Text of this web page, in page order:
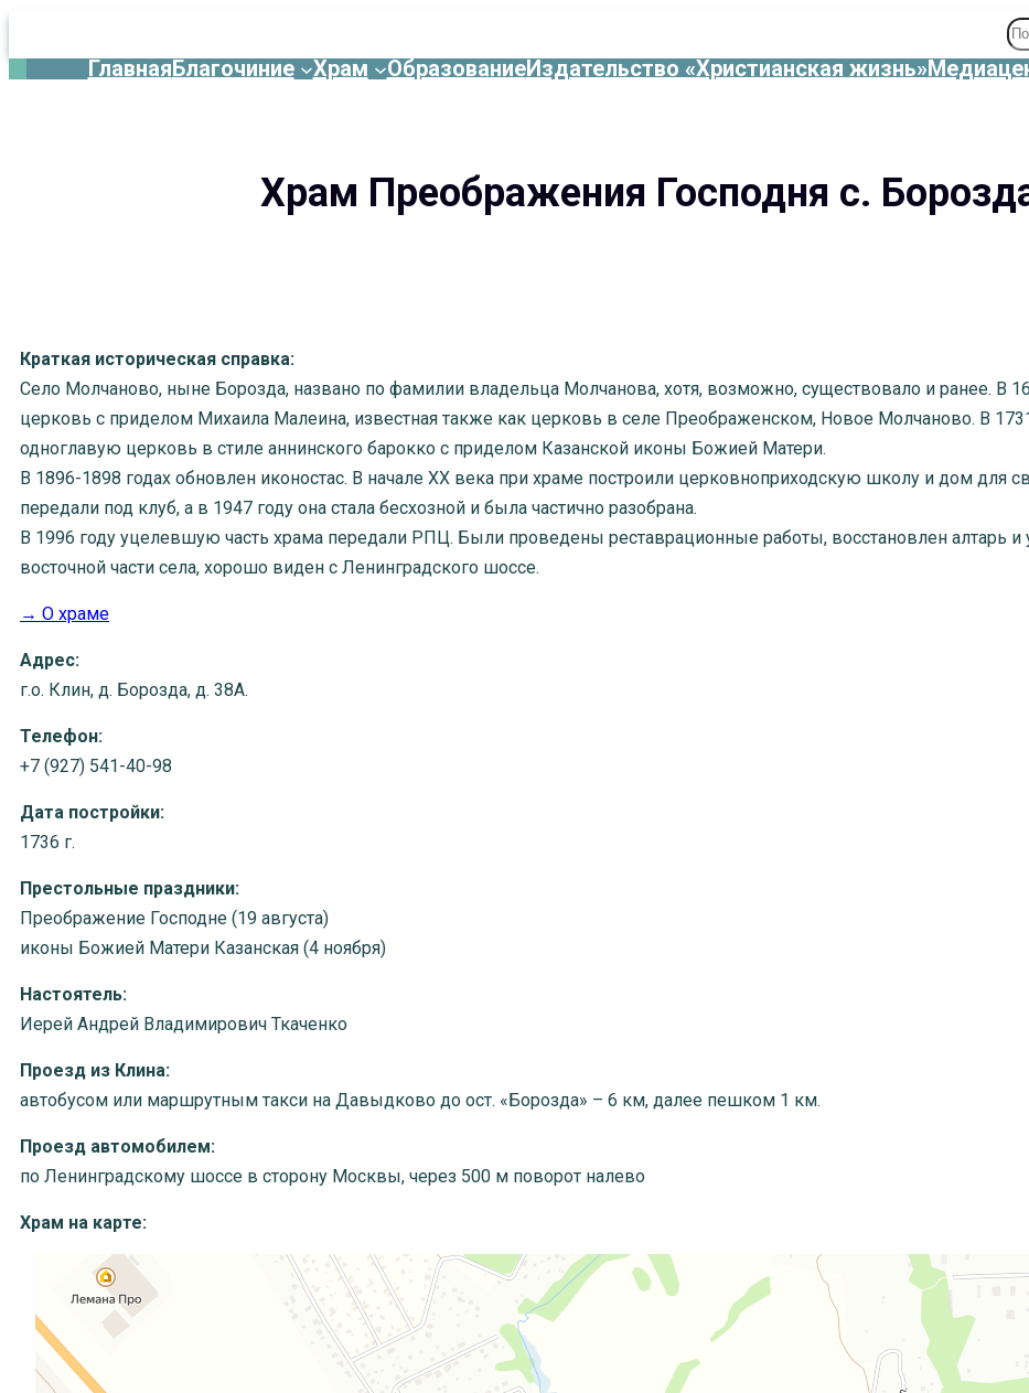
ГлавнаяБлагочиние Храм ОбразованиеИздательство «Христианская жизнь»
Храм Преображения Господня с.
Краткая историческая справка:
Село Молчаново, ныне Борозда, названо по фамилии владельца Молчанова, хотя, возможно, существовало и ранее. В
церковь с приделом Михаила Малеина, известная также как церковь в селе Преображенском, Новое Молчаново. В
одноглавую церковь в стиле аннинского барокко с приделом Казанской иконы Божией Матери.
В 1896-1898 годах обновлен иконостас. В начале XX века при храме построили церковноприходскую школу и дом для
передали под клуб, а в 1947 году она стала бесхозной и была частично разобрана.
В 1996 году уцелевшую часть храма передали РПЦ. Были проведены реставрационные работы, восстановлен алтарь и
восточной части села, хорошо виден с Ленинградского шоссе.
→ О храме
Адрес:
г.о. Клин, д. Борозда, д. 38А.
Телефон:
+7 (927) 541-40-98
Дата постройки:
1736 г.
Престольные праздники:
Преображение Господне (19 августа)
иконы Божией Матери Казанская (4 ноября)
Настоятель:
Иерей Андрей Владимирович Ткаченко
Проезд из Клина:
автобусом или маршрутным такси на Давыдково до ост. «Борозда» – 6 км, далее пешком 1 км.
Проезд автомобилем:
по Ленинградскому шоссе в сторону Москвы, через 500 м поворот налево
Храм на карте: